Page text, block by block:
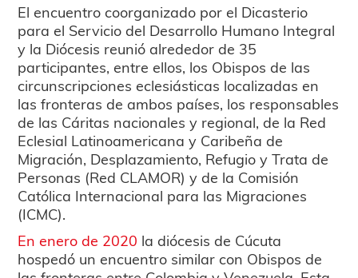
El encuentro coorganizado por el Dicasterio
para el Servicio del Desarrollo Humano Integral
y la Diócesis reunió alrededor de 35
participantes, entre ellos, los Obispos de las
circunscripciones eclesiásticas localizadas en
las fronteras de ambos países, los responsables
de las Cáritas nacionales y regional, de la Red
Eclesial Latinoamericana y Caribeña de
Migración, Desplazamiento, Refugio y Trata de
Personas (Red CLAMOR) y de la Comisión
Católica Internacional para las Migraciones
(ICMC).
En enero de 2020 la diócesis de Cúcuta
hospedó un encuentro similar con Obispos de